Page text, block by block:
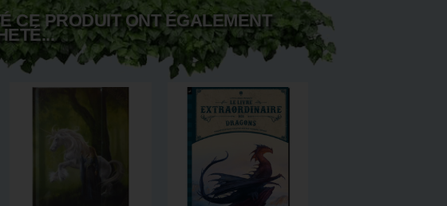
CE PRODUIT ONT ÉGALEMENT